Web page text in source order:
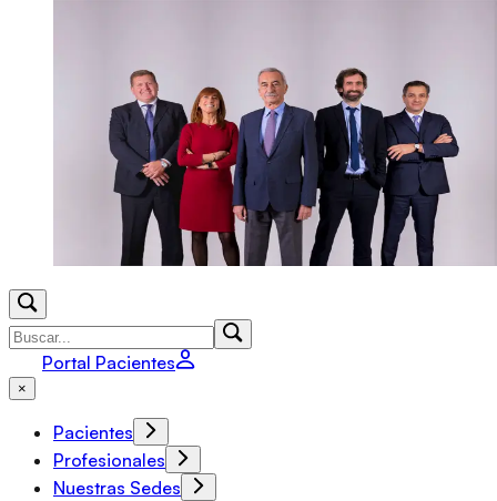
Portal Pacientes
×
Pacientes
Profesionales
Nuestras Sedes